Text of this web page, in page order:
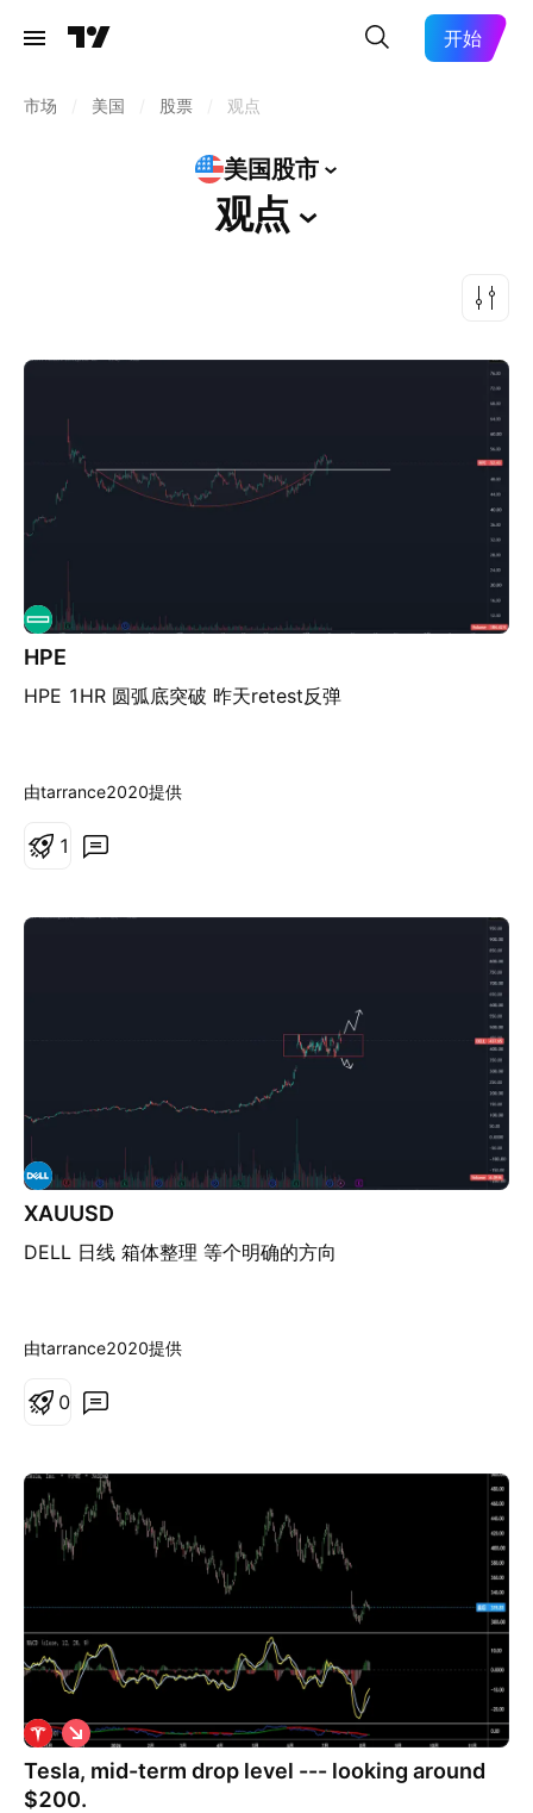
开始
市场 美国 股票 观点
美国股市
观点
HPE
HPE 1HR 圆弧底突破 昨天retest反弹
由tarrance2020提供
1
XAUUSD
DELL 日线 箱体整理 等个明确的方向
由tarrance2020提供
0
Tesla, mid-term drop level --- looking around
$200.
做
空